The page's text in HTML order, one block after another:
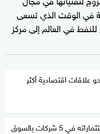
في الوقت الذي تسعى
في العالم إلى مركز
علاقات اقتصادية أكثر
بافيت يعزز من استثماراته في 5 شركات بالسوق